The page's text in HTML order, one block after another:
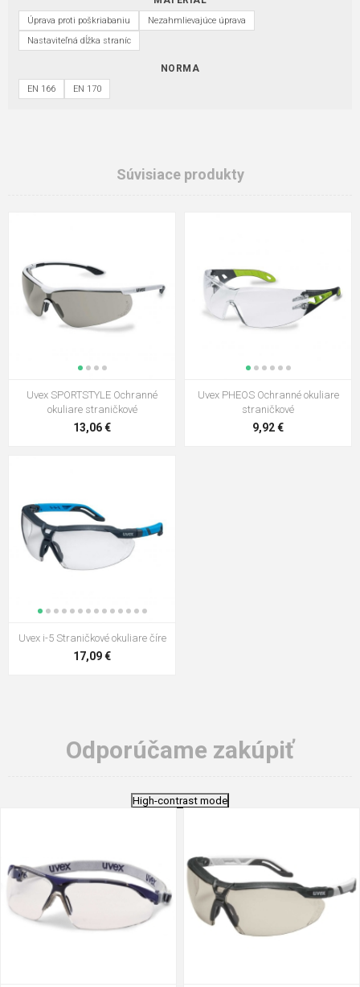
Úprava proti poškriabaniu
Nezahmlievajúce úprava
Nastaviteľná dĺžka straníc
NORMA
EN 166 EN 170
Súvisiace produkty
Uvex SPORTSTYLE Ochranné
okuliare straničkové
13,06 €
Uvex PHEOS Ochranné okuliare
straničkové
9,92 €
Uvex i-5 Straničkové okuliare číre
17,09 €
Odporúčame zakúpiť
High-contrast mode